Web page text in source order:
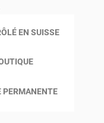
EN SUISSE
PERMANENTE